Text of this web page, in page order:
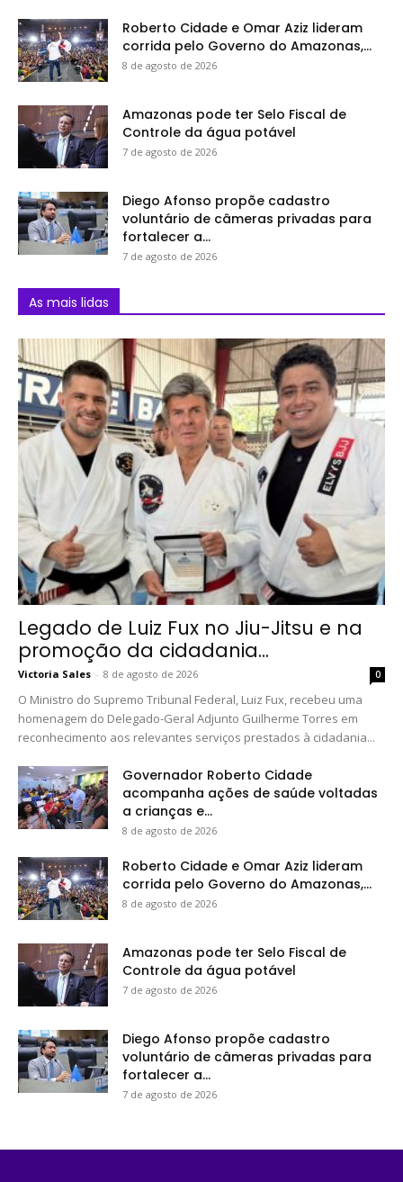
Roberto Cidade e Omar Aziz lideram
corrida pelo Governo do Amazonas,...
8 de agosto de 2026
Amazonas pode ter Selo Fiscal de
Controle da água potável
7 de agosto de 2026
Diego Afonso propõe cadastro
voluntário de câmeras privadas para
fortalecer a...
7 de agosto de 2026
As mais lidas
Legado de Luiz Fux no Jiu-Jitsu e na
promoção da cidadania...
Victoria Sales - 8 de agosto de 2026 0
O Ministro do Supremo Tribunal Federal, Luiz Fux, recebeu uma
homenagem do Delegado-Geral Adjunto Guilherme Torres em
reconhecimento aos relevantes serviços prestados à cidadania...
Governador Roberto Cidade
acompanha ações de saúde voltadas
a crianças e...
8 de agosto de 2026
Roberto Cidade e Omar Aziz lideram
corrida pelo Governo do Amazonas,...
8 de agosto de 2026
Amazonas pode ter Selo Fiscal de
Controle da água potável
7 de agosto de 2026
Diego Afonso propõe cadastro
voluntário de câmeras privadas para
fortalecer a...
7 de agosto de 2026